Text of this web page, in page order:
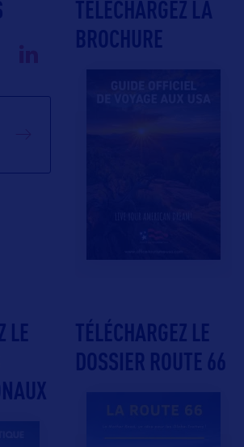
TÉLÉCHARGEZ LA
BROCHURE
LE
TÉLÉCHARGEZ LE
DOSSIER ROUTE 66